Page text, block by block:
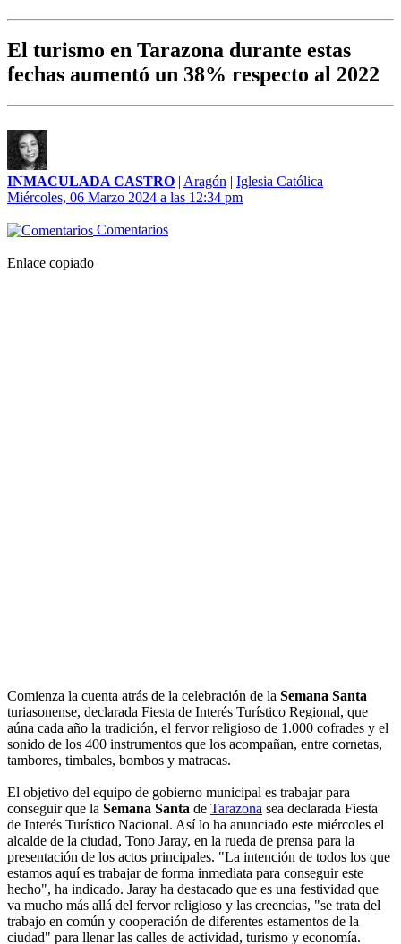
El turismo en Tarazona durante estas
fechas aumentó un 38% respecto al 2022
INMACULADA CASTRO | Aragón | Iglesia Católica
Miércoles, 06 Marzo 2024 a las 12:34 pm
Comentarios
Enlace copiado
Comienza la cuenta atrás de la celebración de la Semana Santa
turiasonense, declarada Fiesta de Interés Turístico Regional, que
aúna cada año la tradición, el fervor religioso de 1.000 cofrades y el
sonido de los 400 instrumentos que los acompañan, entre cornetas,
tambores, timbales, bombos y matracas.
El objetivo del equipo de gobierno municipal es trabajar para
conseguir que la Semana Santa de Tarazona sea declarada Fiesta
de Interés Turístico Nacional. Así lo ha anunciado este miércoles el
alcalde de la ciudad, Tono Jaray, en la rueda de prensa para la
presentación de los actos principales. "La intención de todos los que
estamos aquí es trabajar de forma inmediata para conseguir este
hecho", ha indicado. Jaray ha destacado que es una festividad que
va mucho más allá del fervor religioso y las creencias, "se trata del
trabajo en común y cooperación de diferentes estamentos de la
ciudad" para llenar las calles de actividad, turismo y economía.